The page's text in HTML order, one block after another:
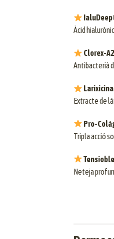
Àcid
Clorex-
Antibacterià
Extracte de
Pro-
Tripla acció
Neteja